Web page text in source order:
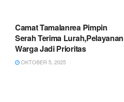
Camat Tamalanrea Pimpin
Serah Terima Lurah,Pelayanan
Warga Jadi Prioritas
OKTOBER 5, 2025